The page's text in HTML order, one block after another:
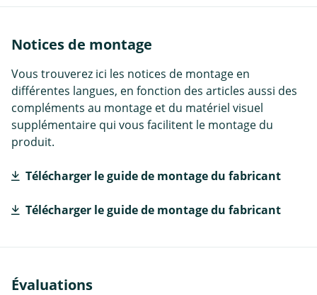
Notices de montage
Vous trouverez ici les notices de montage en
différentes langues, en fonction des articles aussi des
compléments au montage et du matériel visuel
supplémentaire qui vous facilitent le montage du
produit.
Télécharger le guide de montage du fabricant
Télécharger le guide de montage du fabricant
Évaluations